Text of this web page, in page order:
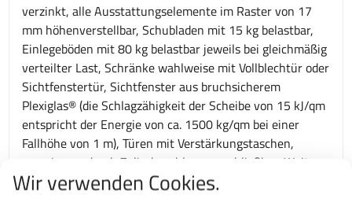
verzinkt, alle Ausstattungselemente im Raster von 17
mm höhenverstellbar, Schubladen mit 15 kg belastbar,
Einlegeböden mit 80 kg belastbar jeweils bei gleichmäßig
verteilter Last, Schränke wahlweise mit Vollblechtür oder
Sichtfenstertür, Sichtfenster aus bruchsicherem
Plexiglas® (die Schlagzähigkeit der Scheibe von 15 kJ/qm
entspricht der Energie von ca. 1500 kg/qm bei einer
Fallhöhe von 1 m), Türen mit Verstärkungstaschen,
gemeinsam durchZylinderschloss
verschließbar, Weitere
Farbkombinationen auf Anfrage möglich. Entwickelt und
Wir verwenden Cookies.